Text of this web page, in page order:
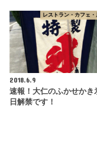
レストラン・カフェ
2018.6.9
速報！大仁のふかせかき
日解禁です！